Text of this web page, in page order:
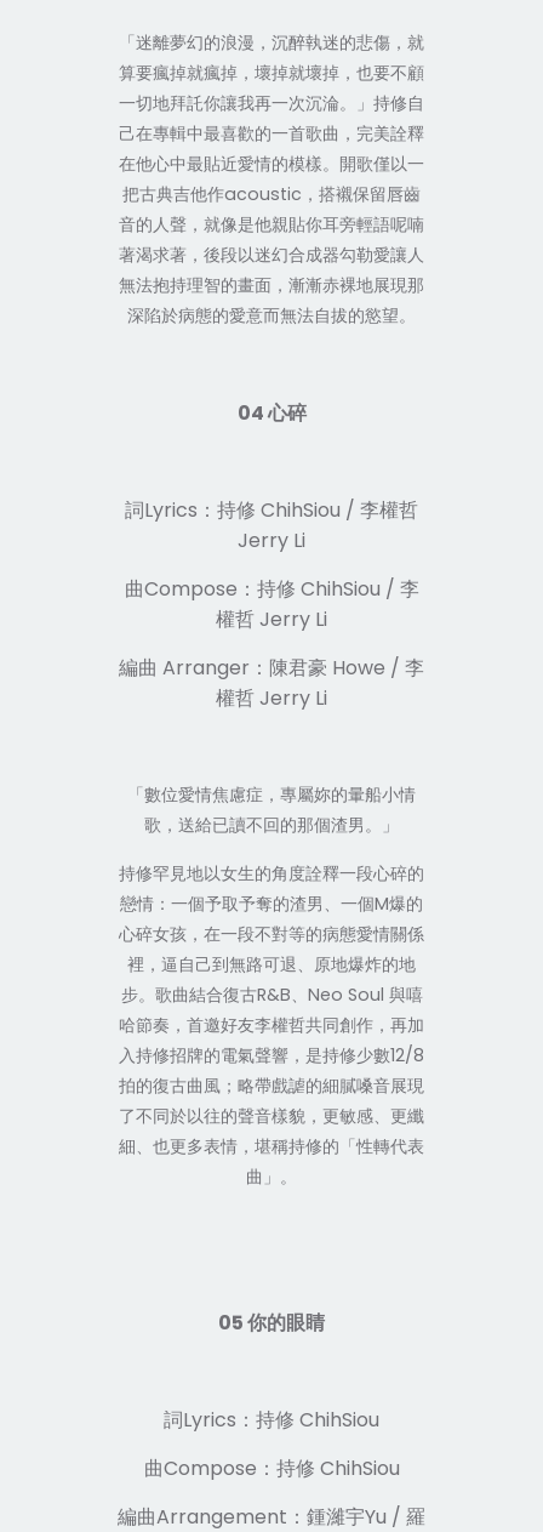
「迷離夢幻的浪漫，沉醉執迷的悲傷，就
算要瘋掉就瘋掉，壞掉就壞掉，也要不顧
一切地拜託你讓我再一次沉淪。」持修自
己在專輯中最喜歡的一首歌曲，完美詮釋
在他心中最貼近愛情的模樣。開歌僅以一
把古典吉他作acoustic，搭襯保留唇齒
音的人聲，就像是他親貼你耳旁輕語呢喃
著渴求著，後段以迷幻合成器勾勒愛讓人
無法抱持理智的畫面，漸漸赤裸地展現那
深陷於病態的愛意而無法自拔的慾望。
04 心碎
詞Lyrics：持修 ChihSiou / 李權哲
Jerry Li
曲Compose：持修 ChihSiou / 李
權哲 Jerry Li
編曲 Arranger：陳君豪 Howe / 李
權哲 Jerry Li
「數位愛情焦慮症，專屬妳的暈船小情
歌，送給已讀不回的那個渣男。」
持修罕見地以女生的角度詮釋一段心碎的
戀情：一個予取予奪的渣男、一個M爆的
心碎女孩，在一段不對等的病態愛情關係
裡，逼自己到無路可退、原地爆炸的地
步。歌曲結合復古R&B、Neo Soul 與嘻
哈節奏，首邀好友李權哲共同創作，再加
入持修招牌的電氣聲響，是持修少數12/8
拍的復古曲風；略帶戲謔的細膩嗓音展現
了不同於以往的聲音樣貌，更敏感、更纖
細、也更多表情，堪稱持修的「性轉代表
曲」。
05 你的眼睛
詞Lyrics：持修 ChihSiou
曲Compose：持修 ChihSiou
編曲Arrangement：鍾濰宇Yu / 羅